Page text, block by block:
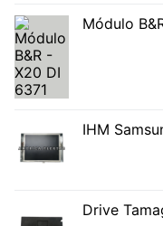
Módulo
IHM
Drive